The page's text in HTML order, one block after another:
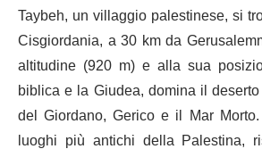
Taybeh, un villaggio palestinese, si
Cisgiordania, a 30 km da
altitudine (920 m) e alla sua
biblica e la Giudea, domina il
del Giordano, Gerico e il Mar
luoghi più antichi della Palestina,